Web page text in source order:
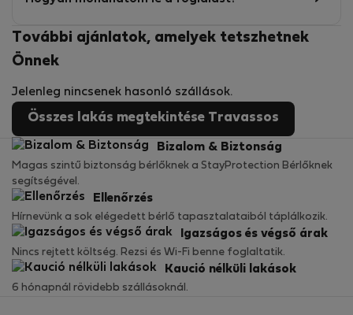
További ajánlatok, amelyek tetszhetnek
Önnek
Jelenleg nincsenek hasonló szállások.
Összes lakás megtekintése Travassos
Bizalom & Biztonság
Magas szintű biztonság bérlőknek a StayProtection Bérlőknek
segítségével.
Ellenőrzés
Hírnevünk a sok elégedett bérlő tapasztalataiból táplálkozik.
Igazságos és végső árak
Nincs rejtett költség. Rezsi és Wi-Fi benne foglaltatik.
Kaució nélküli lakások
6 hónapnál rövidebb szállásoknál.